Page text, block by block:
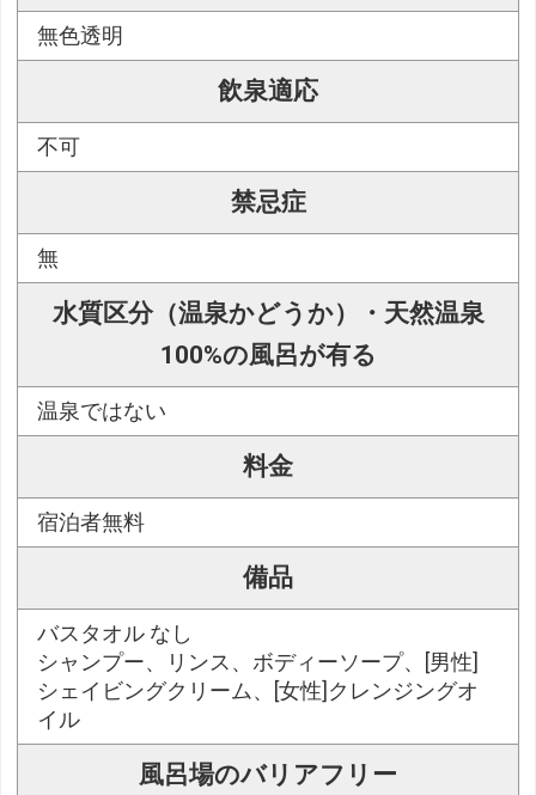
無色透明
飲泉適応
不可
禁忌症
無
水質区分（温泉かどうか）・天然温泉
100%の風呂が有る
温泉ではない
料金
宿泊者無料
備品
バスタオル なし
シャンプー、リンス、ボディーソープ、[男性]
シェイビングクリーム、[女性]クレンジングオ
イル
風呂場のバリアフリー